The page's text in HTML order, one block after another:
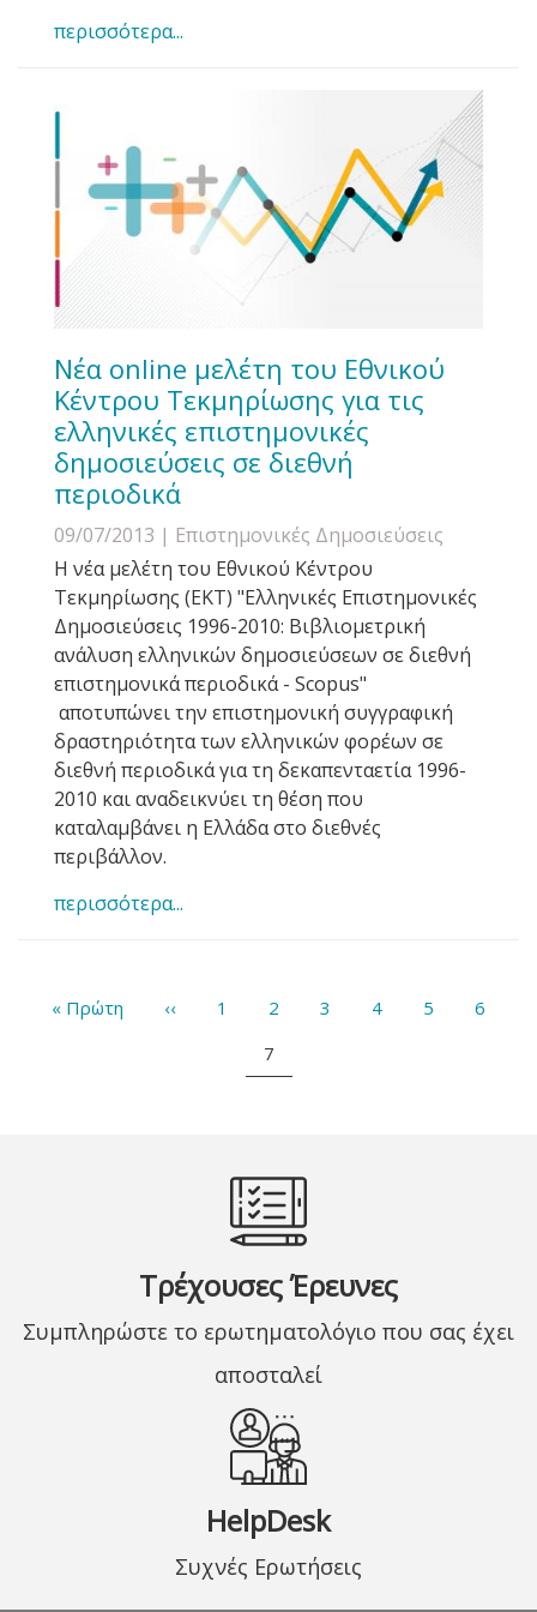
περισσότερα...
Νέα online μελέτη του Εθνικού
Κέντρου Τεκμηρίωσης για τις
ελληνικές επιστημονικές
δημοσιεύσεις σε διεθνή
περιοδικά
09/07/2013 | Επιστημονικές Δημοσιεύσεις
Η νέα μελέτη του Εθνικού Κέντρου
Τεκμηρίωσης (ΕΚΤ) "Ελληνικές Επιστημονικές
Δημοσιεύσεις 1996-2010: Βιβλιομετρική
ανάλυση ελληνικών δημοσιεύσεων σε διεθνή
επιστημονικά περιοδικά - Scopus"
αποτυπώνει την επιστημονική συγγραφική
δραστηριότητα των ελληνικών φορέων σε
διεθνή περιοδικά για τη δεκαπενταετία 1996-
2010 και αναδεικνύει τη θέση που
καταλαμβάνει η Ελλάδα στο διεθνές
περιβάλλον.
περισσότερα...
Σελιδοποίηση
First
page
« Πρώτη Προηγούμενη
‹‹ Σελίδα
1 Σελίδα
2 Σελίδα
3 Σελίδα
4 Σελίδα
5 Σελίδα
6
Τρέχουσα
σελίδα
7
Τρέχουσες Έρευνες
Συμπληρώστε το ερωτηματολόγιο που σας έχει
αποσταλεί
HelpDesk
Συχνές Ερωτήσεις